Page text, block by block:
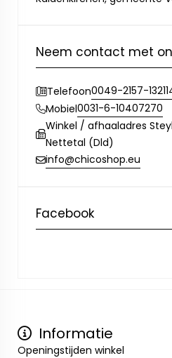
Neem contact met
Telefoon0049-2157-
Mobiel0031-6-10407270
Winkel / afhaaladres
Nettetal (Dld)
info@chicoshop.eu
Facebook
Informatie
Openingstijden winkel